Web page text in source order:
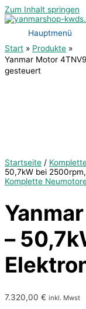
Zum Inhalt springen
Hauptmenü
Start
Produkte
Yanmar Motor
gesteuert
Startseite /
50,7kW bei
Komplette
–
7.320,00 € inkl. Mwst